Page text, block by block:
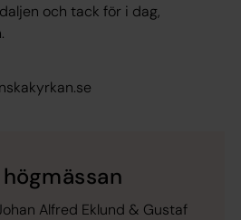
och tack för i dag,
Alfred Eklund & Gustaf